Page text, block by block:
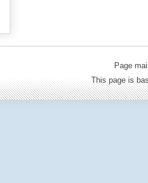
Page
This page is